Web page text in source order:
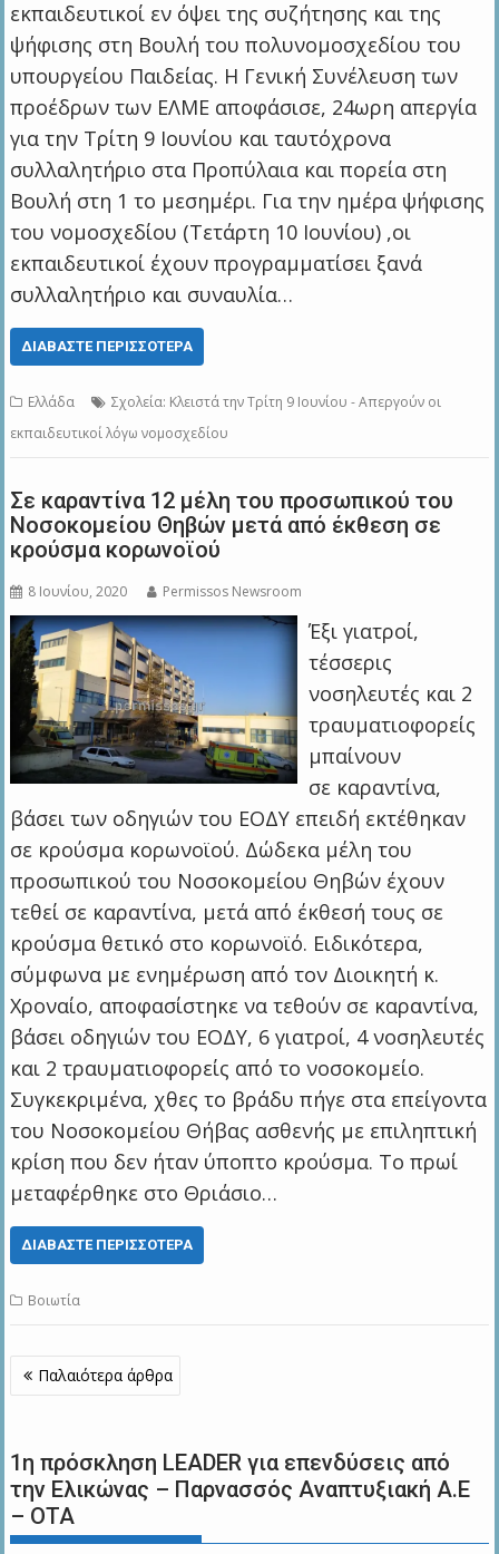
εκπαιδευτικοί εν όψει της συζήτησης και της
ψήφισης στη Βουλή του πολυνομοσχεδίου του
υπουργείου Παιδείας. Η Γενική Συνέλευση των
προέδρων των ΕΛΜΕ αποφάσισε, 24ωρη απεργία
για την Τρίτη 9 Ιουνίου και ταυτόχρονα
συλλαλητήριο στα Προπύλαια και πορεία στη
Βουλή στη 1 το μεσημέρι. Για την ημέρα ψήφισης
του νομοσχεδίου (Τετάρτη 10 Ιουνίου) ,οι
εκπαιδευτικοί έχουν προγραμματίσει ξανά
συλλαλητήριο και συναυλία…
ΔΙΑΒΆΣΤΕ ΠΕΡΙΣΣΌΤΕΡΑ
Ελλάδα
Σχολεία: Κλειστά την Τρίτη 9 Ιουνίου - Απεργούν οι
εκπαιδευτικοί λόγω νομοσχεδίου
Σε καραντίνα 12 μέλη του προσωπικού του
Νοσοκομείου Θηβών μετά από έκθεση σε
κρούσμα κορωνοϊού
8 Ιουνίου, 2020 Permissos Newsroom
Έξι γιατροί,
τέσσερις
νοσηλευτές και 2
τραυματιοφορείς
μπαίνουν
σε καραντίνα,
βάσει των οδηγιών του ΕΟΔΥ επειδή εκτέθηκαν
σε κρούσμα κορωνοϊού. Δώδεκα μέλη του
προσωπικού του Νοσοκομείου Θηβών έχουν
τεθεί σε καραντίνα, μετά από έκθεσή τους σε
κρούσμα θετικό στο κορωνοϊό. Ειδικότερα,
σύμφωνα με ενημέρωση από τον Διοικητή κ.
Χροναίο, αποφασίστηκε να τεθούν σε καραντίνα,
βάσει οδηγιών του ΕΟΔΥ, 6 γιατροί, 4 νοσηλευτές
και 2 τραυματιοφορείς από το νοσοκομείο.
Συγκεκριμένα, χθες το βράδυ πήγε στα επείγοντα
του Νοσοκομείου Θήβας ασθενής με επιληπτική
κρίση που δεν ήταν ύποπτο κρούσμα. Το πρωί
μεταφέρθηκε στο Θριάσιο…
ΔΙΑΒΆΣΤΕ ΠΕΡΙΣΣΌΤΕΡΑ
Βοιωτία
Πλοήγηση
άρθρων
Παλαιότερα άρθρα
1η πρόσκληση LEADER για επενδύσεις από
την Ελικώνας – Παρνασσός Αναπτυξιακή Α.Ε
– ΟΤΑ